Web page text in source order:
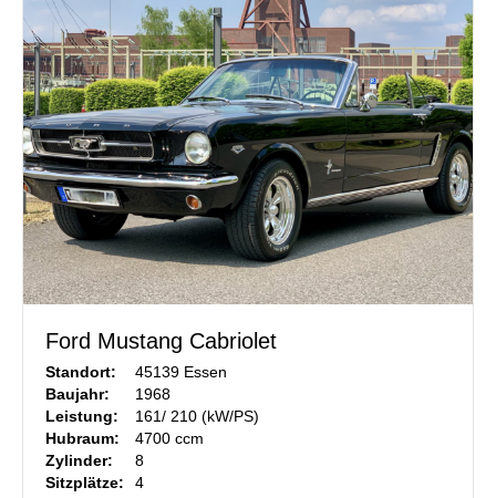
Ford Mustang Cabriolet
Standort:
45139 Essen
Baujahr:
1968
Leistung:
161/ 210 (kW/PS)
Hubraum:
4700 ccm
Zylinder:
8
Sitzplätze:
4